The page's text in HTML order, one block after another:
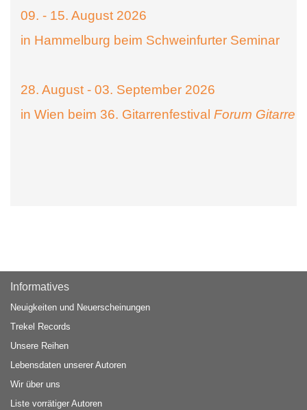
09. - 15. August 2026
in Hammelburg beim Schweinfurter Seminar
28. August - 03. September 2026
in Wien beim 36. Gitarrenfestival Forum Gitarre
Informatives
Neuigkeiten und Neuerscheinungen
Trekel Records
Unsere Reihen
Lebensdaten unserer Autoren
Wir über uns
Liste vorrätiger Autoren